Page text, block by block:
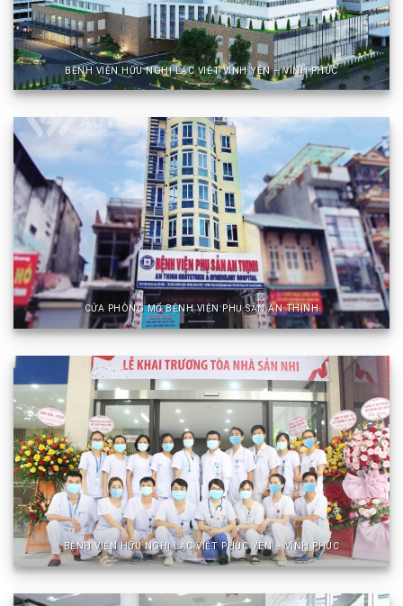
BỆNH VIỆN HỮU NGHỊ LẠC VIỆT VĨNH YÊN – VĨNH PHÚC
CỬA PHÒNG MỔ BỆNH VIỆN PHỤ SẢN AN THỊNH
BỆNH VIỆN HỮU NGHỊ LẠC VIỆT PHÚC YÊN – VĨNH PHÚC